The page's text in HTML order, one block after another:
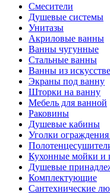
Смесители
Душевые системы
Унитазы
Акриловые ванны
Ванны чугунные
Стальные ванны
Ванны из
Экраны под ванну
Шторки на ванну
Мебель для ванной
Раковины
Душевые кабины
Уголки
Кухонные мойки и
Душевые
Комплектующие
Сантехнические